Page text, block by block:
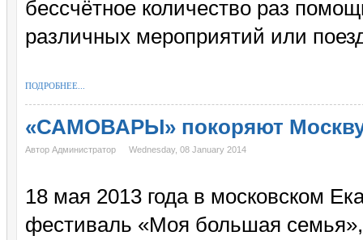
бессчётное количество раз
различных мероприятий или
ПОДРОБНЕЕ...
«САМОВАРЫ» покоряют
Автор Администратор Wednesday, 08 January 2014
18 мая 2013 года в московском
фестиваль «Моя большая семья»,